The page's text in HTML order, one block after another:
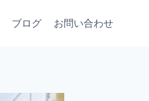
ブログ お問い合わせ